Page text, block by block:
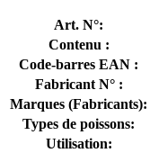
Art. N°:
Contenu :
Code-barres EAN :
Fabricant N° :
Marques (Fabricants):
Types de poissons:
Utilisation: